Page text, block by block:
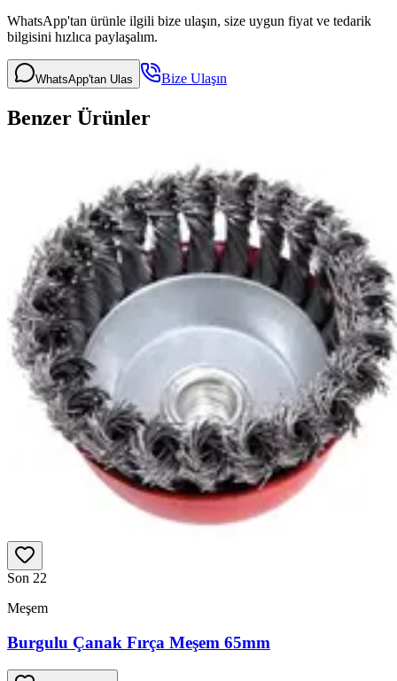
WhatsApp'tan ürünle ilgili bize ulaşın, size uygun fiyat ve tedarik
bilgisini hızlıca paylaşalım.
WhatsApp'tan Ulas Bize Ulaşın
Benzer Ürünler
Son 22
Meşem
Burgulu Çanak Fırça Meşem 65mm